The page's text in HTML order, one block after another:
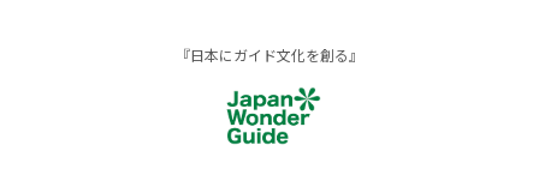
『日本にガイド文化を創る』